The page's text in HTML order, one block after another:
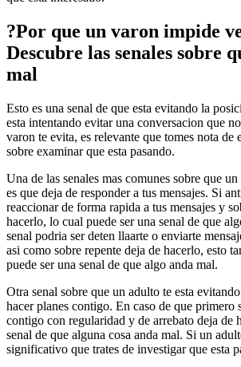
?Por que un varon impide
Descubre las senales sobre
mal
Esto es una senal de que esta evitando la
esta intentando evitar una conversacion que
varon te evita, es relevante que tomes nota de
sobre examinar que esta pasando.
Una de las senales mas comunes sobre que
es que deja de responder a tus mensajes. Si
reaccionar de forma rapida a tus mensajes y
hacerlo, lo cual puede ser una senal de que
senal podri­a ser deten llaarte o enviarte
asi­ como sobre repente deja de hacerlo, esto
puede ser una senal de que algo anda mal.
Otra senal sobre que un adulto te esta
hacer planes contigo. En caso de que primero
contigo con regularidad y de arrebato deja de
senal de que alguna cosa anda mal. Si un
significativo que trates de investigar que esta